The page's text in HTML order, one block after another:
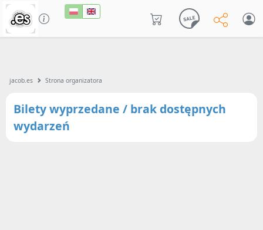
jacob.es Strona organizatora
Bilety wyprzedane / brak dostępnych
wydarzeń